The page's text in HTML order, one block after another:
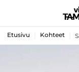
Etusivu Kohteet